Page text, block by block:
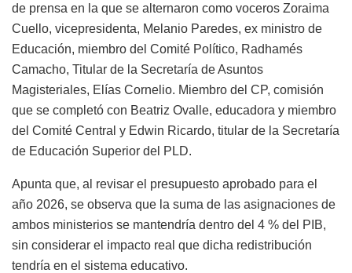
de prensa en la que se alternaron como voceros Zoraima
Cuello, vicepresidenta, Melanio Paredes, ex ministro de
Educación, miembro del Comité Político, Radhamés
Camacho, Titular de la Secretaría de Asuntos
Magisteriales, Elías Cornelio. Miembro del CP, comisión
que se completó con Beatriz Ovalle, educadora y miembro
del Comité Central y Edwin Ricardo, titular de la Secretaría
de Educación Superior del PLD.
Apunta que, al revisar el presupuesto aprobado para el
año 2026, se observa que la suma de las asignaciones de
ambos ministerios se mantendría dentro del 4 % del PIB,
sin considerar el impacto real que dicha redistribución
tendría en el sistema educativo.